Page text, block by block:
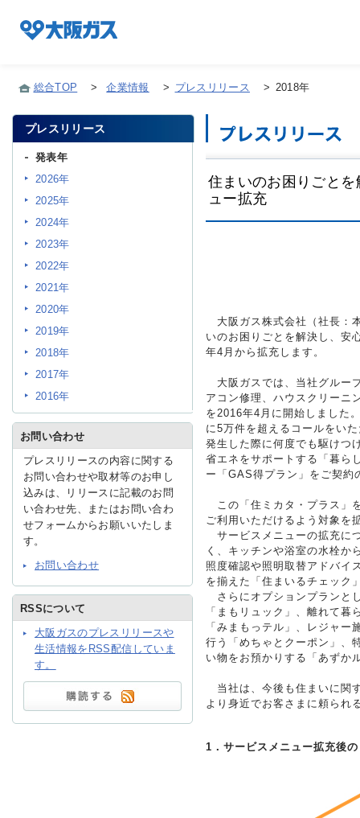
業務
企業情報TOP
企業/グループについて
社会貢献
サステナビリティ
IR情報
採用情報
プレスリリース
総合TOP > 企業情報 > プレスリリース > 2018年
住まいのお困りごと
ュー拡充
大阪ガス株式会社（社長：
いのお困りごとを解決し、安
年4月から拡充します。
大阪ガスでは、当社グルー
アコン修理、ハウスクリーニ
を2016年4月に開始しました
に5万件を超えるコールをい
発生した際に何度でも駆けつ
省エネをサポートする「暮ら
ー「GAS得プラン」をご契約
この「住ミカタ・プラス」
ご利用いただけるよう対象を
サービスメニューの拡充に
く、キッチンや浴室の水栓か
照度確認や照明取替アドバイ
を揃えた「住まいるチェック
さらにオプションプランと
「まもリュック」、離れて
「みまもっテル」、レジャ
行う「めちゃとクーポン」、
い物をお預かりする「あずか
当社は、今後も住まいに関
より身近でお客さまに頼られ
1．サービスメニュー拡充後
プレスリリース
発表年
2026年
2025年
2024年
2023年
2022年
2021年
2020年
2019年
2018年
2017年
2016年
お問い合わせ
プレスリリースの内容に関する
お問い合わせや取材等のお申し
込みは、リリースに記載のお問
い合わせ先、またはお問い合わ
せフォームからお願いいたしま
す。
お問い合わせ
RSSについて
大阪ガスのプレスリリースや
生活情報をRSS配信していま
す。